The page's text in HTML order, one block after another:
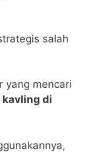
salah
yang mencari
kavling di